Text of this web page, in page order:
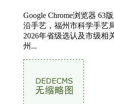
Google Chrome浏览器 63
沿手艺，福州市科学手艺
2026年省级选认及市级相
州...